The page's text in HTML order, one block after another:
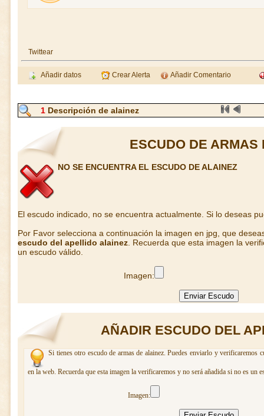
Twittear
Añadir datos Crear Alerta Añadir Comentario
1Descripción de alainez
ESCUDO DE ARMAS
NO SE ENCUENTRA EL ESCUDO DE ALAINEZ
El escudo indicado, no se encuentra actualmente. Si lo deseas
Por Favor selecciona a continuación la imagen en jpg, que
escudo del apellido alainez. Recuerda que esta imagen la
un escudo válido.
Imagen:
AÑADIR ESCUDO DEL
Si tienes otro escudo de armas de alainez. Puedes enviarlo y verificaremos
en la web. Recuerda que esta imagen la verificaremos y no será añadida si no es un
Imagen: